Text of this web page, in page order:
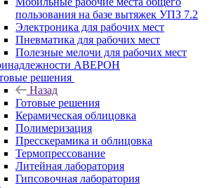
пользования на базе вытяжек УПЗ 7.2
Электроника для рабочих мест
Пневматика для рабочих мест
Полезные мелочи для рабочих мест
АВЕРОН
решения
Назад
Готовые решения
Керамическая облицовка
Полимеризация
Пресскерамика и облицовка
Термопрессование
Литейная лаборатория
Гипсовочная лаборатория